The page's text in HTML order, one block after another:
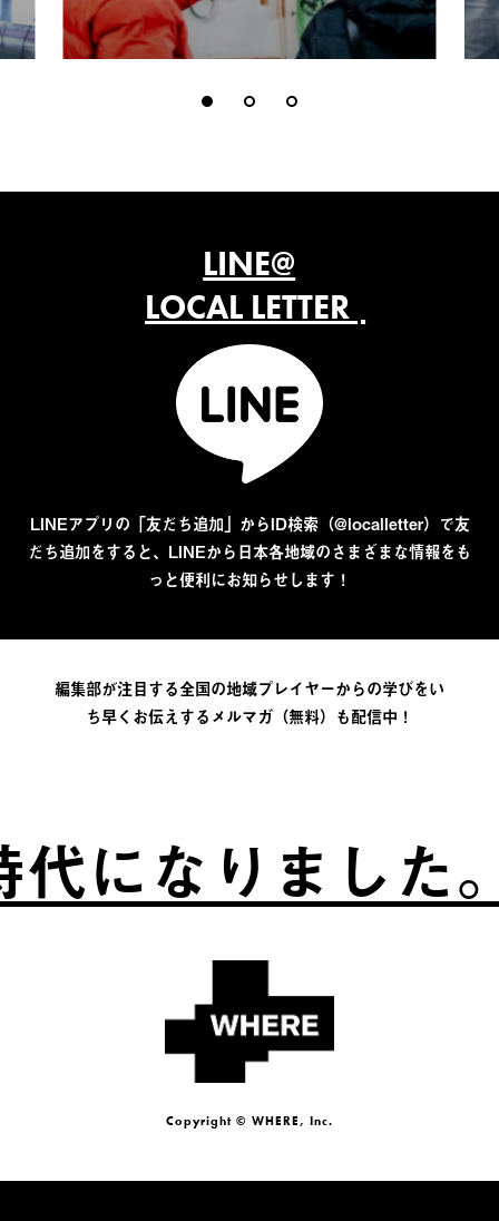
LINE@
LOCAL LETTER
LINEアプリの「友だち追加」からID検索（@localletter）で友
だち追加をすると、LINEから日本各地域のさまざまな情報をも
っと便利にお知らせします！
編集部が注目する全国の地域プレイヤーからの学びをい
ち早くお伝えするメルマガ（無料）も配信中！
なりました。
Copyright © WHERE, Inc.